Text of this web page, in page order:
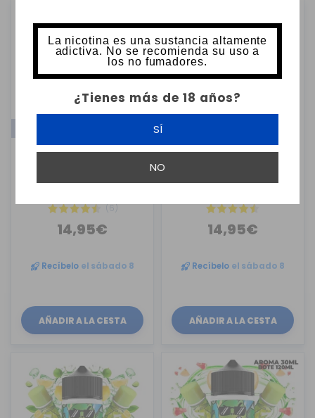
La nicotina es una sustancia altamente
adictiva. No se recomienda su uso a
los no fumadores.
¿Tienes más de 18 años?
SÍ
NO
MSTQ JUICE
(6)
14,95€
Recíbelo el sábado 8
AÑADIR A LA CESTA
MSTQ JUICE
14,95€
Recíbelo el sábado 8
AÑADIR A LA CESTA